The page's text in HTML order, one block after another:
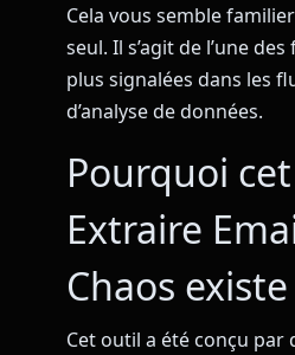
Cela vous semble
seul. Il s’agit de l’une
plus signalées dans les
d’analyse de données.
Pourquoi
Extraire
Chaos existe
Cet outil a été conçu